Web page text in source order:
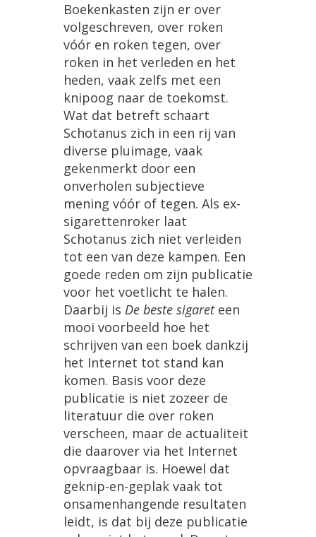
Boekenkasten zijn er over
volgeschreven, over roken
vóór en roken tegen, over
roken in het verleden en het
heden, vaak zelfs met een
knipoog naar de toekomst.
Wat dat betreft schaart
Schotanus zich in een rij van
diverse pluimage, vaak
gekenmerkt door een
onverholen subjectieve
mening vóór of tegen. Als ex-
sigarettenroker laat
Schotanus zich niet verleiden
tot een van deze kampen. Een
goede reden om zijn publicatie
voor het voetlicht te halen.
Daarbij is De beste sigaret een
mooi voorbeeld hoe het
schrijven van een boek dankzij
het Internet tot stand kan
komen. Basis voor deze
publicatie is niet zozeer de
literatuur die over roken
verscheen, maar de actualiteit
die daarover via het Internet
opvraagbaar is. Hoewel dat
geknip-en-geplak vaak tot
onsamenhangende resultaten
leidt, is dat bij deze publicatie